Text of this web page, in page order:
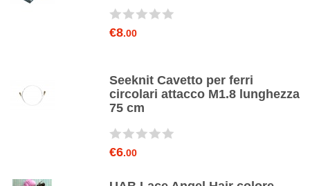
Seeknit Cavetto per ferri
circolari attacco M1.8 lunghezza
75 cm